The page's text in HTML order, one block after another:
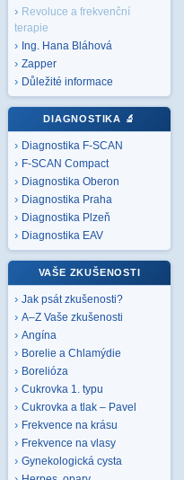
Revoluce a frekvenční
terapie
Ing. Hana Bláhová
Zapper
Důležité informace
DIAGNOSTIKA 🔬
Diagnostika F-SCAN
F-SCAN Compact
Diagnostika Oberon
Diagnostika Praha
Diagnostika Plzeň
Diagnostika EAV
VAŠE ZKUŠENOSTI
Jak psát zkušenosti?
A–Z Vaše zkušenosti
Angína
Borelie a Chlamýdie
Borelióza
Cukrovka 1. typu
Cukrovka a tlak – Pavel
Frekvence na krásu
Frekvence na vlasy
Gynekologická cysta